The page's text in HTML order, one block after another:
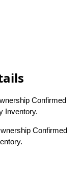
Confirmed
Inventory.
Confirmed